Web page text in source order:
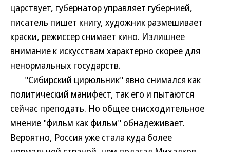
царствует, губернатор управляет губернией,
писатель пишет книгу, художник размешивает
краски, режиссер снимает кино. Излишнее
внимание к искусствам характерно скорее для
ненормальных государств.
"Сибирский цирюльник" явно снимался как
политический манифест, так его и пытаются
сейчас преподать. Но общее снисходительное
мнение "фильм как фильм" обнадеживает.
Вероятно, Россия уже стала куда более